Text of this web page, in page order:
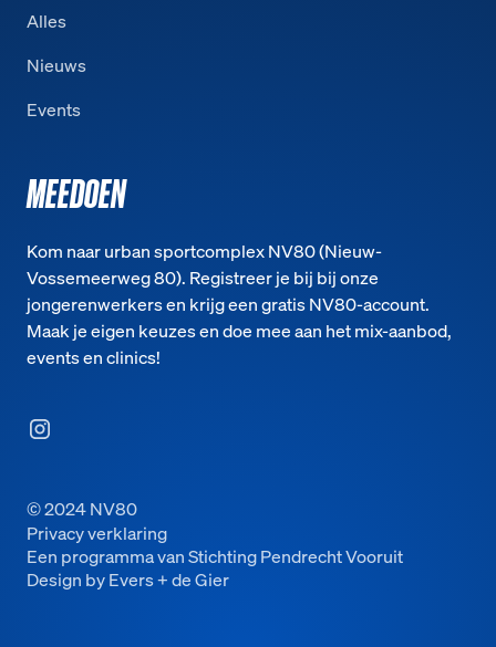
Alles
Nieuws
Events
MEEDOEN
Kom naar urban sportcomplex NV80 (Nieuw-
Vossemeerweg 80). Registreer je bij bij onze
jongerenwerkers en krijg een gratis NV80-account.
Maak je eigen keuzes en doe mee aan het mix-aanbod,
events en clinics!
© 2024 NV80
Privacy verklaring
Een programma van Stichting Pendrecht Vooruit
Design by Evers + de Gier